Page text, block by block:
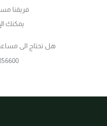
فريقنا
يمكنك
هل تحتاج الى